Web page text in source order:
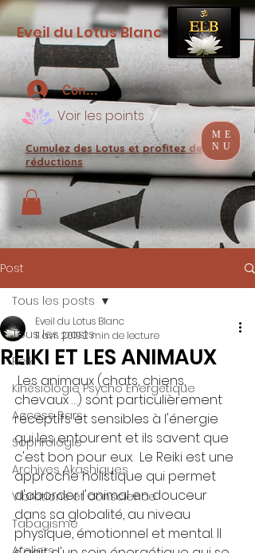
Eveil du Lotus Blanc
Connexion
Cumulez des Lotus et profitez de
réductions
Voir les points
ME
NU
Post
Tous les posts
Reiki
Kinésiologie Psycho Energétique
Access Bars
Sophrologie
Archives Akashiques
Vibrations et conscience
Tabagisme
Tous les posts
REIKI ET LES ANIMAUX
Eveil du Lotus Blanc
11 avr. 20192 min de lecture
Les animaux (chats, chiens,
chevaux …) sont particulièrement
réceptifs et sensibles à l'énergie
qui les entourent et ils savent que
c'est bon pour eux.  Le Reiki est une
approche holistique qui permet
d'aborder l'animal en douceur
dans sa globalité, au niveau
physique, émotionnel et mental. Il